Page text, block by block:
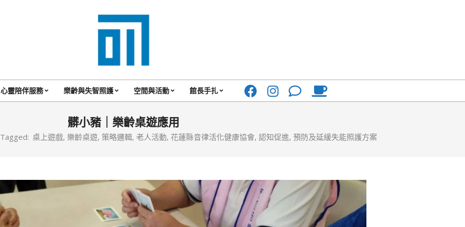
017
Cafe'
與
你
一
咖
館
Primary
Menu
心靈陪伴服務 樂齡與失智照護 空間與活動 館長手扎
髒小豬｜樂齡桌遊應用
Tagged: 桌上遊戲, 樂齡桌遊, 策略邏輯, 老人活動, 花蓮縣音律活化健康協會, 認知促進, 預防及延緩失能照護方案